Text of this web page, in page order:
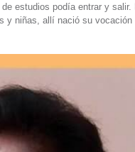
estudios podía entrar y salir.
y niñas, allí nació su vocación